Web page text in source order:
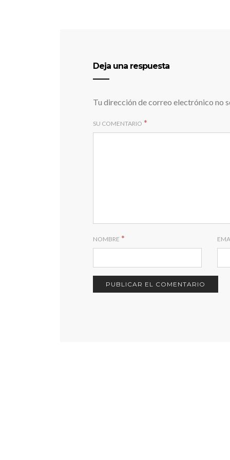
Deja una respuesta
Tu dirección de correo electrónico no
SU COMENTARIO *
NOMBRE *